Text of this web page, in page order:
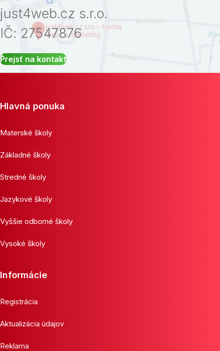
just4web.cz s.r.o.
IČ: 27547876
Prejsť na kontakt
Hlavná ponuka
Materské školy
Základné školy
Stredné školy
Jazykové školy
Vyššie odborné školy
Vysoké školy
Informácie
Registrácia
Aktualizácia údajov
Reklama